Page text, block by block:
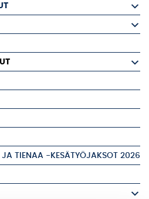
JA TIENAA -KESÄTYÖJAKSOT 2026